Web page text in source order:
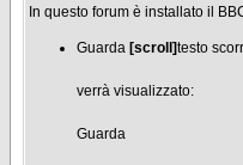
In questo forum è installato il
Guarda [scroll]testo
verrà visualizzato:
Guarda